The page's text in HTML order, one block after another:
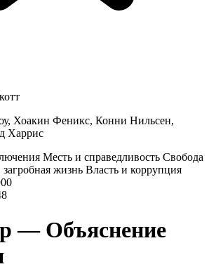
Хоакин Феникс, Конни Нильсен,
Харрис
Месть и справедливость Свобода
жизнь Власть и коррупция
— Объяснение